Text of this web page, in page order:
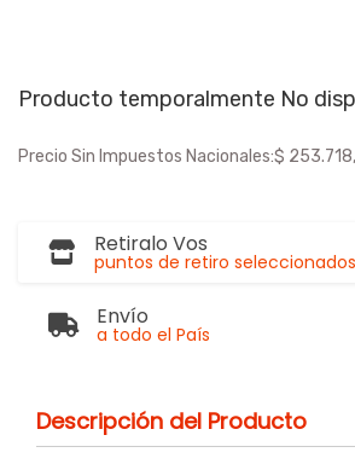
Producto temporalmente No
Precio Sin Impuestos Nacionales:$
Retiralo Vos
puntos de retiro seleccionados
Envío
a todo el País
Descripción del Producto